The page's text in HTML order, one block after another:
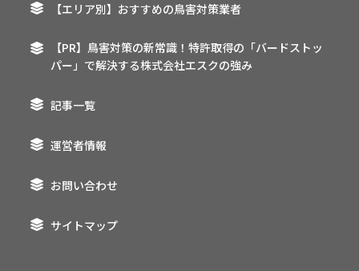
【エリア別】おすすめの鳥害対策業者
【PR】鳥害対策の新常識！特許取得の「バードストッ
パー」で解決する株式会社エスクの強み
記事一覧
運営者情報
お問い合わせ
サイトマップ